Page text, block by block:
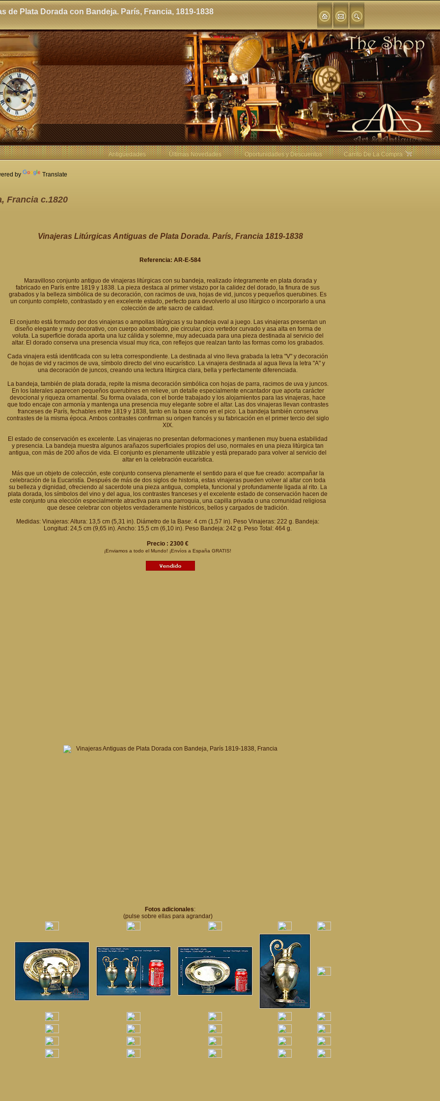
de Plata Dorada con Bandeja. París, Francia, 1819-1838
by Translate
Antigüedades Últimas Novedades Oportunidades y Descuentos Carrito De La Compra
Francia c.1820
Vinajeras Litúrgicas Antiguas de Plata Dorada. París, Francia 1819-1838
Referencia: AR-E-584
Maravilloso conjunto antiguo de vinajeras litúrgicas con su bandeja, realizado íntegramente en plata dorada y
fabricado en París entre 1819 y 1838. La pieza destaca al primer vistazo por la calidez del dorado, la finura de sus
grabados y la belleza simbólica de su decoración, con racimos de uva, hojas de vid, juncos y pequeños querubines. Es
un conjunto completo, contrastado y en excelente estado, perfecto para devolverlo al uso litúrgico o incorporarlo a una
colección de arte sacro de calidad.
El conjunto está formado por dos vinajeras o ampollas litúrgicas y su bandeja oval a juego. Las vinajeras presentan un
diseño elegante y muy decorativo, con cuerpo abombado, pie circular, pico vertedor curvado y asa alta en forma de
voluta. La superficie dorada aporta una luz cálida y solemne, muy adecuada para una pieza destinada al servicio del
altar. El dorado conserva una presencia visual muy rica, con reflejos que realzan tanto las formas como los grabados.
Cada vinajera está identificada con su letra correspondiente. La destinada al vino lleva grabada la letra "V" y decoración
de hojas de vid y racimos de uva, símbolo directo del vino eucarístico. La vinajera destinada al agua lleva la letra "A" y
una decoración de juncos, creando una lectura litúrgica clara, bella y perfectamente diferenciada.
La bandeja, también de plata dorada, repite la misma decoración simbólica con hojas de parra, racimos de uva y juncos.
En los laterales aparecen pequeños querubines en relieve, un detalle especialmente encantador que aporta carácter
devocional y riqueza ornamental. Su forma ovalada, con el borde trabajado y los alojamientos para las vinajeras, hace
que todo encaje con armonía y mantenga una presencia muy elegante sobre el altar. Las dos vinajeras llevan contrastes
franceses de París, fechables entre 1819 y 1838, tanto en la base como en el pico. La bandeja también conserva
contrastes de la misma época. Ambos contrastes confirman su origen francés y su fabricación en el primer tercio del siglo
XIX.
El estado de conservación es excelente. Las vinajeras no presentan deformaciones y mantienen muy buena estabilidad
y presencia. La bandeja muestra algunos arañazos superficiales propios del uso, normales en una pieza litúrgica tan
antigua, con más de 200 años de vida. El conjunto es plenamente utilizable y está preparado para volver al servicio del
altar en la celebración eucarística.
Más que un objeto de colección, este conjunto conserva plenamente el sentido para el que fue creado: acompañar la
celebración de la Eucaristía. Después de más de dos siglos de historia, estas vinajeras pueden volver al altar con toda
su belleza y dignidad, ofreciendo al sacerdote una pieza antigua, completa, funcional y profundamente ligada al rito. La
plata dorada, los símbolos del vino y del agua, los contrastes franceses y el excelente estado de conservación hacen de
este conjunto una elección especialmente atractiva para una parroquia, una capilla privada o una comunidad religiosa
que desee celebrar con objetos verdaderamente históricos, bellos y cargados de tradición.
Medidas: Vinajeras: Altura: 13,5 cm (5,31 in). Diámetro de la Base: 4 cm (1,57 in). Peso Vinajeras: 222 g. Bandeja:
Longitud: 24,5 cm (9,65 in). Ancho: 15,5 cm (6,10 in). Peso Bandeja: 242 g. Peso Total: 464 g.
Precio : 2300 €
¡Enviamos a todo el Mundo! ¡Envíos a España GRATIS!
Fotos adicionales:
(pulse sobre ellas para agrandar)